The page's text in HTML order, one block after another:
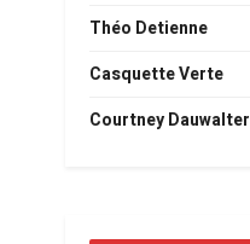
Théo Detienne
Casquette Verte
Courtney Dauwalter